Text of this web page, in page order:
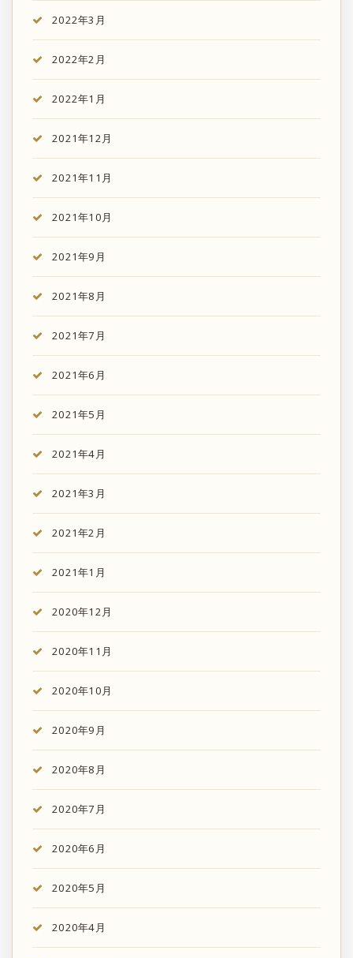
2022年3月
2022年2月
2022年1月
2021年12月
2021年11月
2021年10月
2021年9月
2021年8月
2021年7月
2021年6月
2021年5月
2021年4月
2021年3月
2021年2月
2021年1月
2020年12月
2020年11月
2020年10月
2020年9月
2020年8月
2020年7月
2020年6月
2020年5月
2020年4月